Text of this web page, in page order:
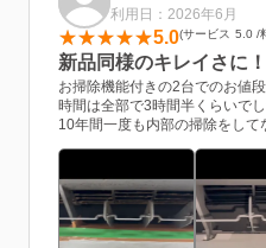
利用日：2026年6月
5.0 サービス 5.0
新品同様のキレイさに！
お掃除機能付きの2台でのお値段
時間は全部で3時間半くらいでし
10年間一度も内部の掃除をし
れました。
スタッフの久米さんと後藤さん
パキと説明しながら作業してく
クーラー下にベッドがありまし